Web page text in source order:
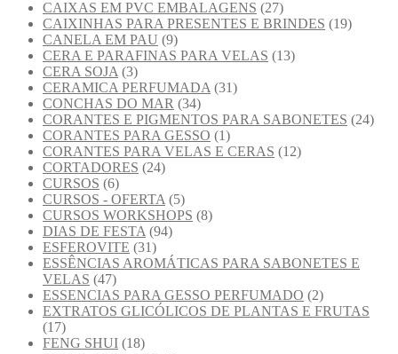
CAIXAS EM PVC EMBALAGENS (27)
CAIXINHAS PARA PRESENTES E BRINDES (19)
CANELA EM PAU (9)
CERA E PARAFINAS PARA VELAS (13)
CERA SOJA (3)
CERAMICA PERFUMADA (31)
CONCHAS DO MAR (34)
CORANTES E PIGMENTOS PARA SABONETES (24)
CORANTES PARA GESSO (1)
CORANTES PARA VELAS E CERAS (12)
CORTADORES (24)
CURSOS (6)
CURSOS - OFERTA (5)
CURSOS WORKSHOPS (8)
DIAS DE FESTA (94)
ESFEROVITE (31)
ESSÊNCIAS AROMÁTICAS PARA SABONETES E
VELAS (47)
ESSENCIAS PARA GESSO PERFUMADO (2)
EXTRATOS GLICÓLICOS DE PLANTAS E FRUTAS
(17)
FENG SHUI (18)